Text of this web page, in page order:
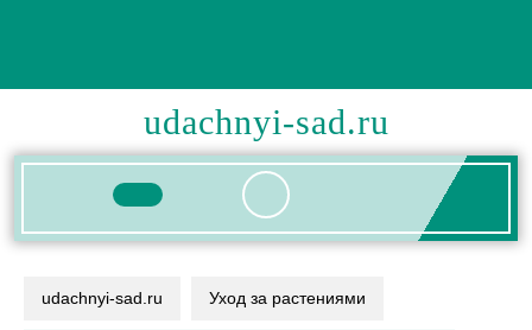
udachnyi-sad.ru
Кнопка
udachnyi-sad.ru Уход за растениями